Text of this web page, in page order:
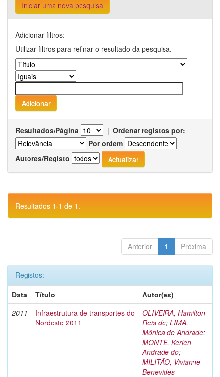
Iniciar uma nova pesquisa
Adicionar filtros:
Utilizar filtros para refinar o resultado da pesquisa.
Resultados/Página | Ordenar registos por:
Por ordem
Autores/Registo
Resultados 1-1 de 1.
Anterior 1 Próxima
Registos:
Data
Título
Autor(es)
2011
Infraestrutura de transportes do
Nordeste 2011
OLIVEIRA, Hamilton
Reis de; LIMA,
Mônica de Andrade;
MONTE, Kerlen
Andrade do;
MILITÃO, Vivianne
Benevides